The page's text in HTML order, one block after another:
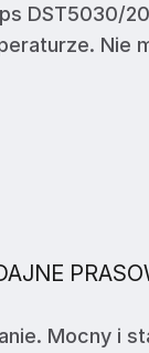
DST5030/20
Nie
Mocny i